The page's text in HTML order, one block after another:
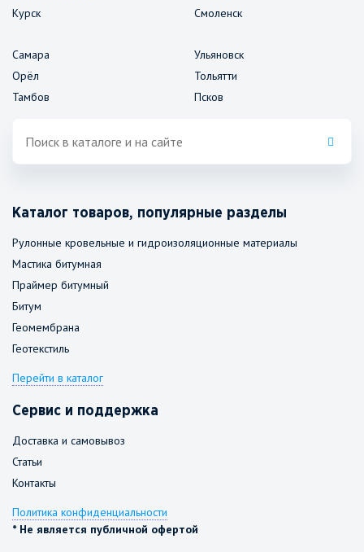
Курск
Смоленск
Самара
Орёл
Тамбов
Ульяновск
Тольятти
Псков
Каталог товаров, популярные разделы
Рулонные кровельные и гидроизоляционные материалы
Мастика битумная
Праймер битумный
Битум
Геомембрана
Геотекстиль
Перейти в каталог
Сервис и поддержка
Доставка и самовывоз
Статьи
Контакты
Политика конфиденциальности
* Не является публичной офертой